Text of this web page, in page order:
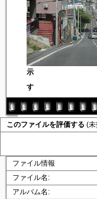
このファイルを評価する (
ファイル情報
ファイル名:
アルバム名: